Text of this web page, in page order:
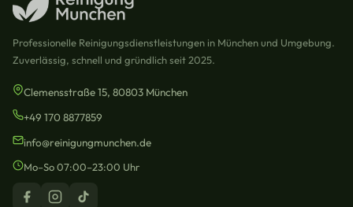
Professionelle Reinigungsdienstleistungen in München und Umgebung.
Zuverlässig, schnell und gründlich seit 2025.
Clemensstraße 15, 80803 München
+49 170 8877859
info@reinigungmunchen.de
Mo–So 07:00–23:00 Uhr